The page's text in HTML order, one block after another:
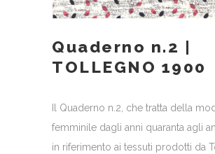
Quaderno n.2 |
TOLLEGNO 1900
Il Quaderno n.2, che tratta della
femminile dagli anni quaranta agli
in riferimento ai tessuti prodotti da